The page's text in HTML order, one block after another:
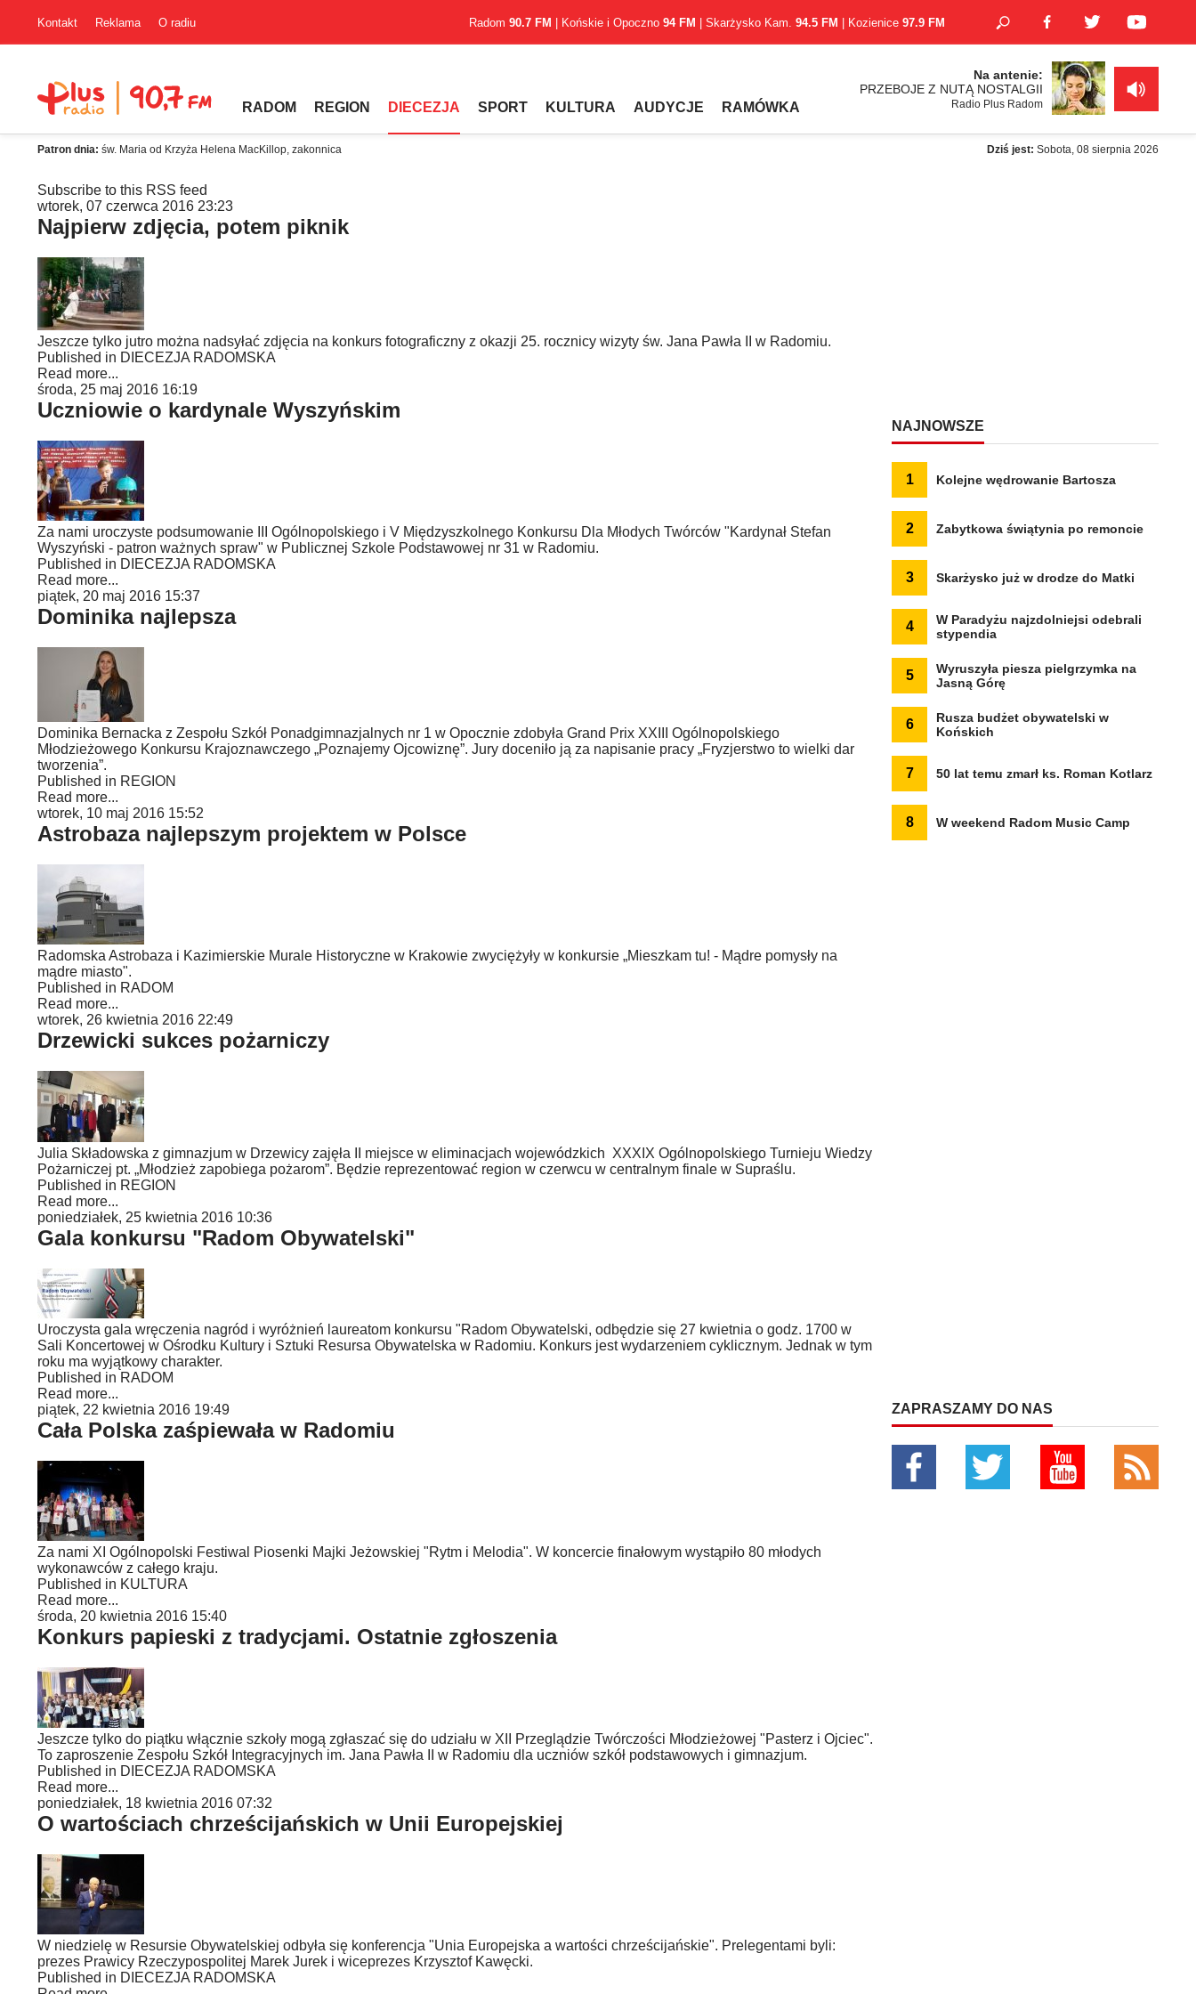
Kontakt Reklama O radiu Radom 90.7 FM | Końskie i Opoczno 94 FM | Skarżysko Kam. 94.5 FM | Kozienice 97.9 FM
RADOM REGION DIECEZJA SPORT KULTURA AUDYCJE RAMÓWKA
Na antenie:
PRZEBOJE Z NUTĄ NOSTALGII
Radio Plus Radom
Patron dnia: św. Maria od Krzyża Helena MacKillop, zakonnica Dziś jest: Sobota, 08 sierpnia 2026
Subscribe to this RSS feed
wtorek, 07 czerwca 2016 23:23
Najpierw zdjęcia, potem piknik
Jeszcze tylko jutro można nadsyłać zdjęcia na konkurs fotograficzny z okazji 25. rocznicy wizyty św. Jana Pawła II w Radomiu.
Published in DIECEZJA RADOMSKA
Read more...
środa, 25 maj 2016 16:19
Uczniowie o kardynale Wyszyńskim
Za nami uroczyste podsumowanie III Ogólnopolskiego i V Międzyszkolnego Konkursu Dla Młodych Twórców "Kardynał Stefan
Wyszyński - patron ważnych spraw" w Publicznej Szkole Podstawowej nr 31 w Radomiu.
Published in DIECEZJA RADOMSKA
Read more...
piątek, 20 maj 2016 15:37
Dominika najlepsza
Dominika Bernacka z Zespołu Szkół Ponadgimnazjalnych nr 1 w Opocznie zdobyła Grand Prix XXIII Ogólnopolskiego
Młodzieżowego Konkursu Krajoznawczego „Poznajemy Ojcowiznę”. Jury doceniło ją za napisanie pracy „Fryzjerstwo to wielki dar
tworzenia”.
Published in REGION
Read more...
wtorek, 10 maj 2016 15:52
Astrobaza najlepszym projektem w Polsce
Radomska Astrobaza i Kazimierskie Murale Historyczne w Krakowie zwyciężyły w konkursie „Mieszkam tu! - Mądre pomysły na
mądre miasto".
Published in RADOM
Read more...
wtorek, 26 kwietnia 2016 22:49
Drzewicki sukces pożarniczy
Julia Składowska z gimnazjum w Drzewicy zajęła II miejsce w eliminacjach wojewódzkich XXXIX Ogólnopolskiego Turnieju Wiedzy
Pożarniczej pt. „Młodzież zapobiega pożarom”. Będzie reprezentować region w czerwcu w centralnym finale w Supraślu.
Published in REGION
Read more...
poniedziałek, 25 kwietnia 2016 10:36
Gala konkursu "Radom Obywatelski"
Uroczysta gala wręczenia nagród i wyróżnień laureatom konkursu "Radom Obywatelski, odbędzie się 27 kwietnia o godz. 1700 w
Sali Koncertowej w Ośrodku Kultury i Sztuki Resursa Obywatelska w Radomiu. Konkurs jest wydarzeniem cyklicznym. Jednak w tym
roku ma wyjątkowy charakter.
Published in RADOM
Read more...
piątek, 22 kwietnia 2016 19:49
Cała Polska zaśpiewała w Radomiu
Za nami XI Ogólnopolski Festiwal Piosenki Majki Jeżowskiej "Rytm i Melodia". W koncercie finałowym wystąpiło 80 młodych
wykonawców z całego kraju.
Published in KULTURA
Read more...
środa, 20 kwietnia 2016 15:40
Konkurs papieski z tradycjami. Ostatnie zgłoszenia
Jeszcze tylko do piątku włącznie szkoły mogą zgłaszać się do udziału w XII Przeglądzie Twórczości Młodzieżowej "Pasterz i Ojciec".
To zaproszenie Zespołu Szkół Integracyjnych im. Jana Pawła II w Radomiu dla uczniów szkół podstawowych i gimnazjum.
Published in DIECEZJA RADOMSKA
Read more...
poniedziałek, 18 kwietnia 2016 07:32
O wartościach chrześcijańskich w Unii Europejskiej
W niedzielę w Resursie Obywatelskiej odbyła się konferencja "Unia Europejska a wartości chrześcijańskie". Prelegentami byli:
prezes Prawicy Rzeczypospolitej Marek Jurek i wiceprezes Krzysztof Kawęcki.
Published in DIECEZJA RADOMSKA
NAJNOWSZE
1 Kolejne wędrowanie Bartosza
2 Zabytkowa świątynia po remoncie
3 Skarżysko już w drodze do Matki
4
W Paradyżu najzdolniejsi odebrali
stypendia
5
Wyruszyła piesza pielgrzymka na
Jasną Górę
6
Rusza budżet obywatelski w
Końskich
7 50 lat temu zmarł ks. Roman Kotlarz
8 W weekend Radom Music Camp
ZAPRASZAMY DO NAS